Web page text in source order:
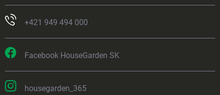
+421 949 494 000
Facebook HouseGarden SK
housegarden_365